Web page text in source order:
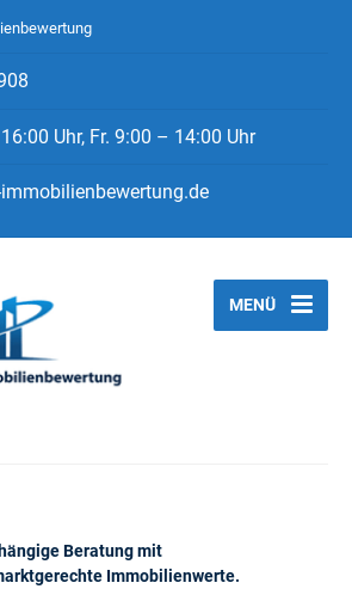
Uhr, Fr. 9:00 – 14:00 Uhr
Beratung mit
Immobilienwerte.
MENÜ